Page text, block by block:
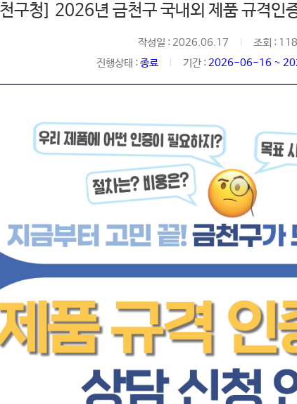
구청] 2026년 금천구 국내외 제품 규격인
작성일 : 2026.06.17
조회 :
진행상태 :종료 기간 :2026-06-16 ~